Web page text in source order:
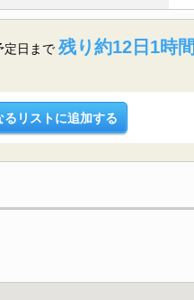
定日まで 残り約12日1時
るリストに追加する